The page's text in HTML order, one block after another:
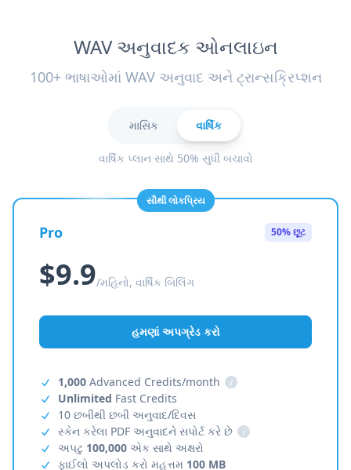
WAV અનુવાદક ઓનલાઇન
100+ ભાષાઓમાં WAV અનુવાદ અને ટ્રાન્સક્રિપ્શન
માસિક વાર્ષિક
વાર્ષિક પ્લાન સાથે 50% સુધી બચાવો
સૌથી લોકપ્રિય
Pro 50% છૂટ
$9.9/મહિનો, વાર્ષિક બિલિંગ
હમણાં અપગ્રેડ કરો
1,000 Advanced Credits/month
i
Unlimited Fast Credits
10 છબીથી છબી અનુવાદ/દિવસ
સ્કેન કરેલા PDF અનુવાદને સપોર્ટ કરે છે
i
અપટુ 100,000 એક સાથે અક્ષરો
ફાઈલો અપલોડ કરો મહત્તમ 100 MB